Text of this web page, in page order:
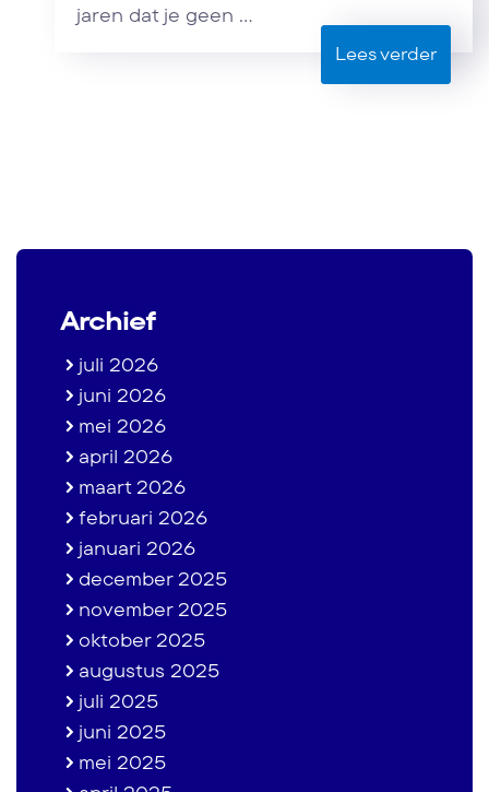
jaren dat je geen ...
Lees verder
Archief
juli 2026
juni 2026
mei 2026
april 2026
maart 2026
februari 2026
januari 2026
december 2025
november 2025
oktober 2025
augustus 2025
juli 2025
juni 2025
mei 2025